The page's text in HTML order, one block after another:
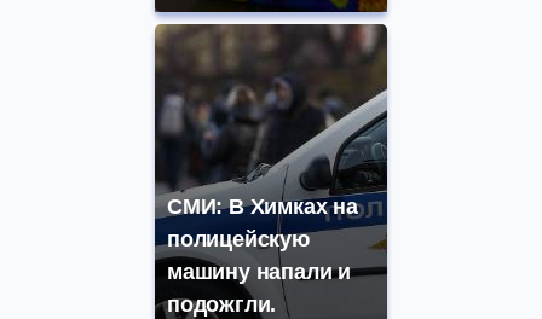
СМИ: В Химках на
полицейскую
машину напали и
подожгли.